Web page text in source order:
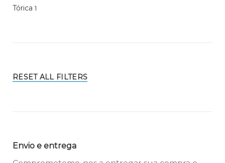
Tórica 1
RESET ALL FILTERS
Envio e entrega